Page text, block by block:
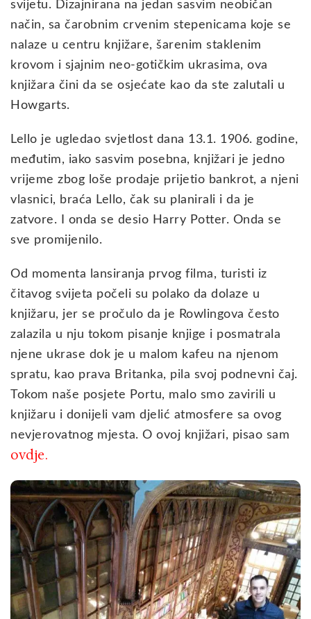
svijetu. Dizajnirana na jedan sasvim neobičan
način, sa čarobnim crvenim stepenicama koje se
nalaze u centru knjižare, šarenim staklenim
krovom i sjajnim neo-gotičkim ukrasima, ova
knjižara čini da se osjećate kao da ste zalutali u
Howgarts.
Lello je ugledao svjetlost dana 13.1. 1906. godine,
međutim, iako sasvim posebna, knjižari je jedno
vrijeme zbog loše prodaje prijetio bankrot, a njeni
vlasnici, braća Lello, čak su planirali i da je
zatvore. I onda se desio Harry Potter. Onda se
sve promijenilo.
Od momenta lansiranja prvog filma, turisti iz
čitavog svijeta počeli su polako da dolaze u
knjižaru, jer se pročulo da je Rowlingova često
zalazila u nju tokom pisanje knjige i posmatrala
njene ukrase dok je u malom kafeu na njenom
spratu, kao prava Britanka, pila svoj podnevni čaj.
Tokom naše posjete Portu, malo smo zavirili u
knjižaru i donijeli vam djelić atmosfere sa ovog
nevjerovatnog mjesta. O ovoj knjižari, pisao sam
ovdje.